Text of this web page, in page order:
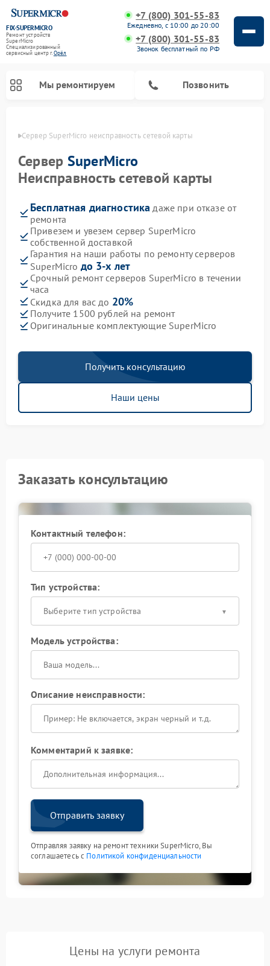
FIX-SUPERMICRO
Ремонт устройств
SuperMicro
Специализированный
cервисный центр г.Орёл
+7 (800) 301-55-83
Ежедневно, с 10:00 до 20:00
+7 (800) 301-55-83
Звонок бесплатный по РФ
Мы ремонтируем Позвонить
Сервер SuperMicro неисправность сетевой карты
Сервер SuperMicro
Неисправность сетевой карты
Бесплатная диагностика даже при отказе от
ремонта
Привезем и увезем сервер SuperMicro
собственной доставкой
Гарантия на наши работы по ремонту серверов
SuperMicro до 3-х лет
Срочный ремонт серверов SuperMicro в течении
часа
Скидка для вас до 20%
Получите 1500 рублей на ремонт
Оригинальные комплектующие SuperMicro
Получить консультацию
Наши цены
Заказать консультацию
Контактный телефон:
Тип устройства:
Выберите тип устройства
Модель устройства:
Описание неисправности:
Комментарий к заявке:
Отправить заявку
Отправляя заявку на ремонт техники SuperMicro, Вы
соглашаетесь с Политикой конфиденциальности
Цены на услуги ремонта